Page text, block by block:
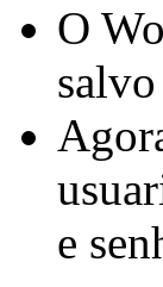
O
e